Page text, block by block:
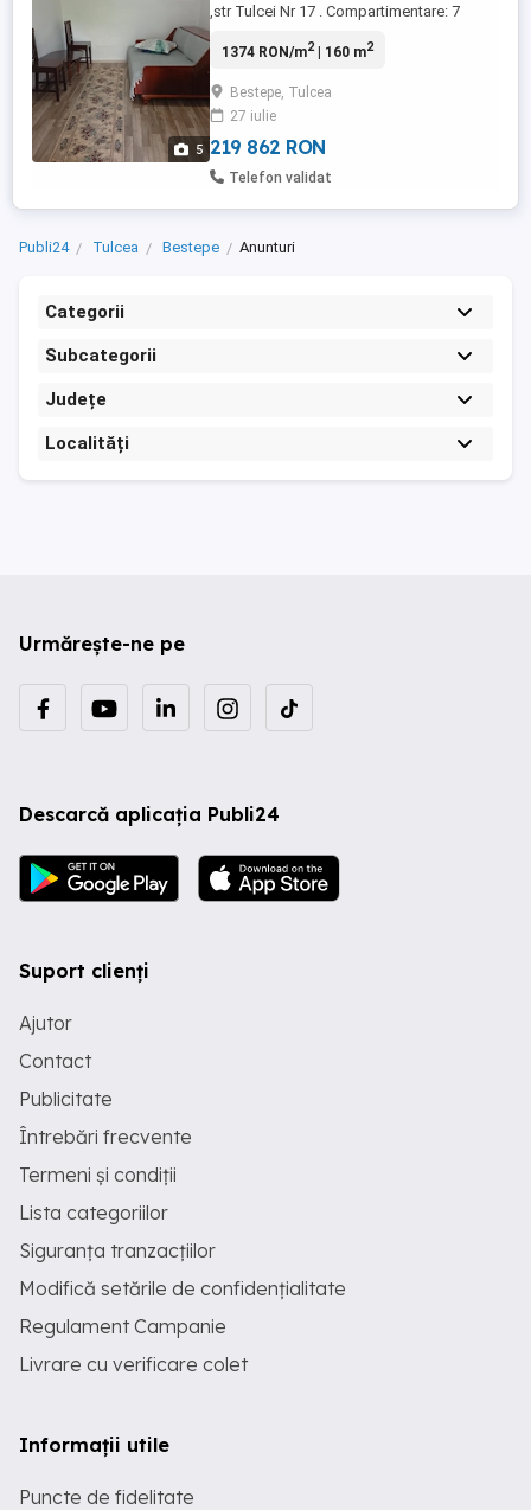
5
,str Tulcei Nr 17 . Compartimentare: 7
anexe depozitare Foișor Grătar (barbeque
electric Boiler 2 teracote Casa amplasata
la sosea ,dispune de vita de vie și livada (
45 ...
1374 RON/m2| 160 m2
Bestepe, Tulcea
27 iulie
219 862 RON
Telefon validat
Publi24 Tulcea Bestepe Anunturi
Categorii
Subcategorii
Județe
Localități
Urmărește-ne pe
Descarcă aplicația Publi24
Suport clienți
Ajutor
Contact
Publicitate
Întrebări frecvente
Termeni și condiții
Lista categoriilor
Siguranța tranzacțiilor
Modifică setările de confidențialitate
Regulament Campanie
Livrare cu verificare colet
Informații utile
Puncte de fidelitate